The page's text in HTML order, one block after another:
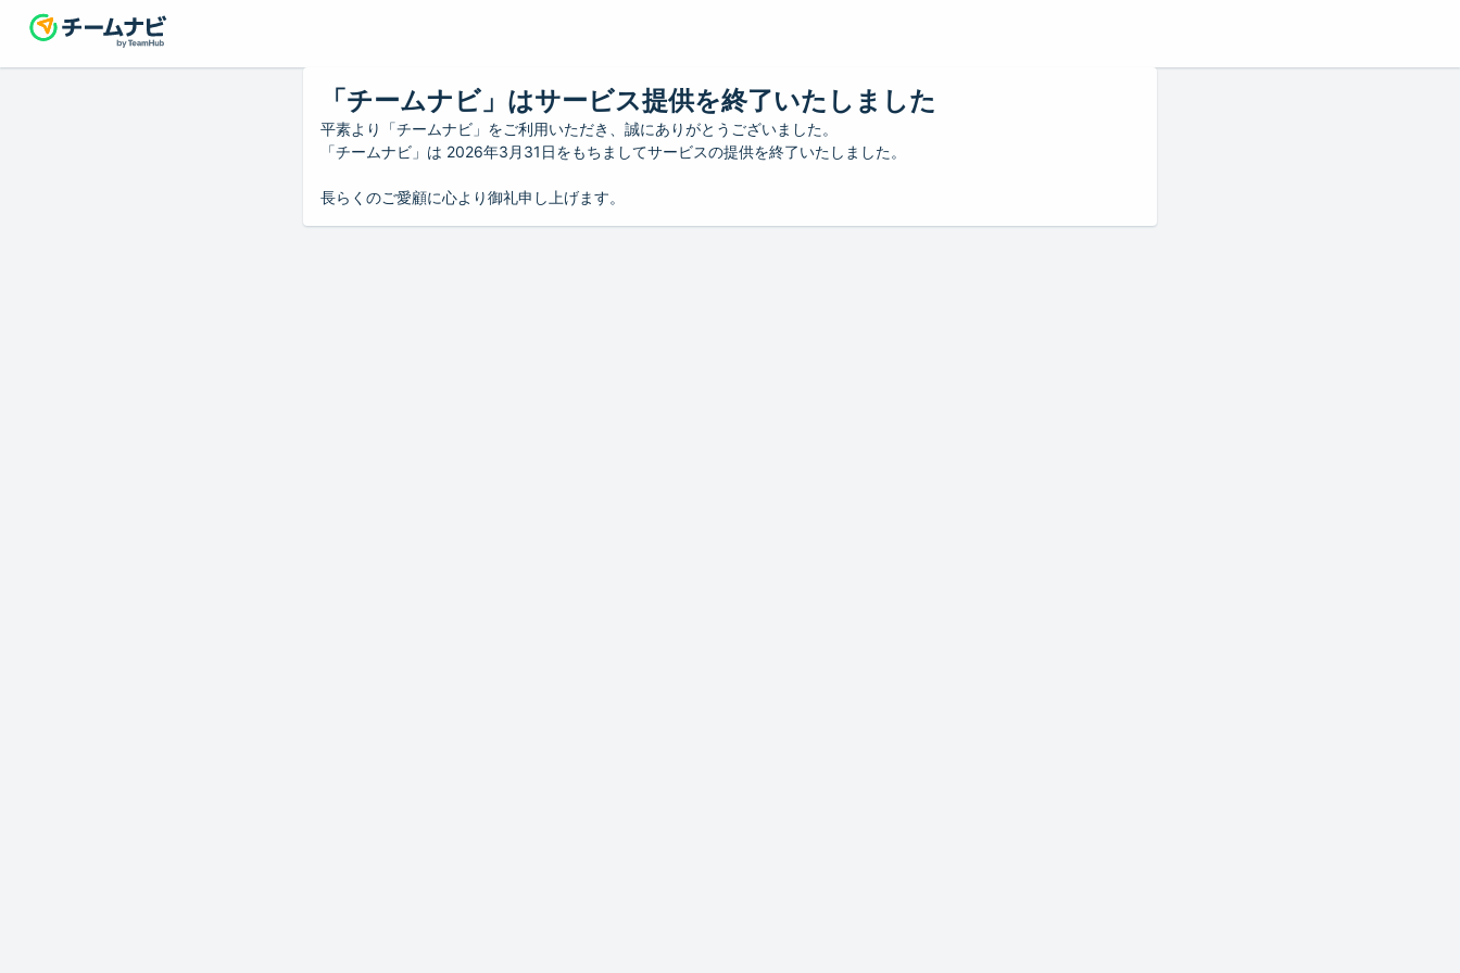
「チームナビ」はサービス提供を終了いたしました
平素より「チームナビ」をご利用いただき、誠にありがとうございました。
「チームナビ」は 2026年3月31日をもちましてサービスの提供を終了いたしました。
長らくのご愛顧に心より御礼申し上げます。